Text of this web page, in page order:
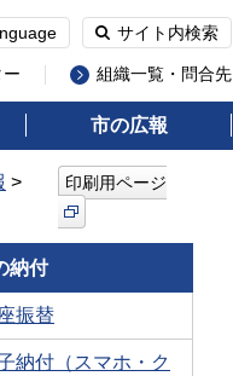
サイト内検索
組織一覧・問合先
市の広報
> 印刷用ページ
納付
振替
納付（スマホ・ク